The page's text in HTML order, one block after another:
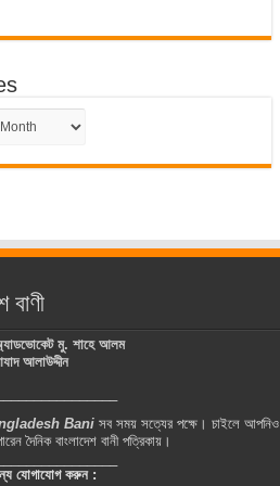
বাণী
মু. শাহে আলম
আলাউদ্দীন
Bani সব সময় সত্যের পক্ষে। চাইলে আপনিও
দৈনিক বাংলাদেশ বানী পত্রিকায়।
যোগাযোগ করুন :